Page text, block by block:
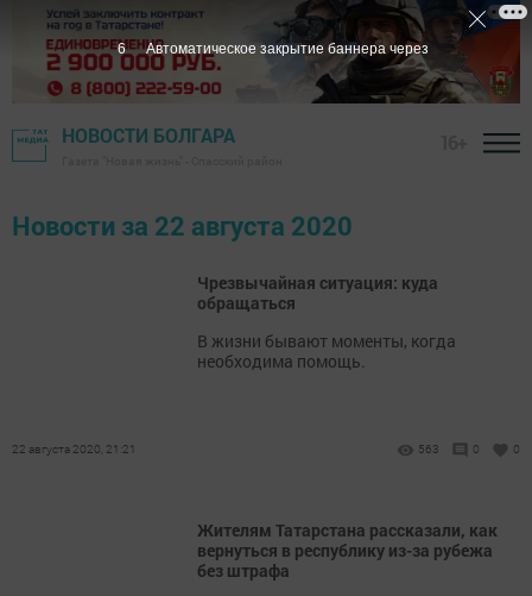
НОВОСТИ БОЛГАРА
Новости за 22 августа 2020
Чрезвычайная ситуация: куда
обращаться
В жизни бывают моменты, когда
необходима помощь.
22 августа 2020, 21:21 563 0 0
Жителям Татарстана рассказали, как
вернуться в республику из-за рубежа
без штрафа
5 Автоматическое закрытие баннера через